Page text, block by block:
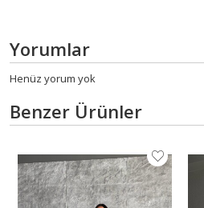
Yorumlar
Henüz yorum yok
Benzer Ürünler